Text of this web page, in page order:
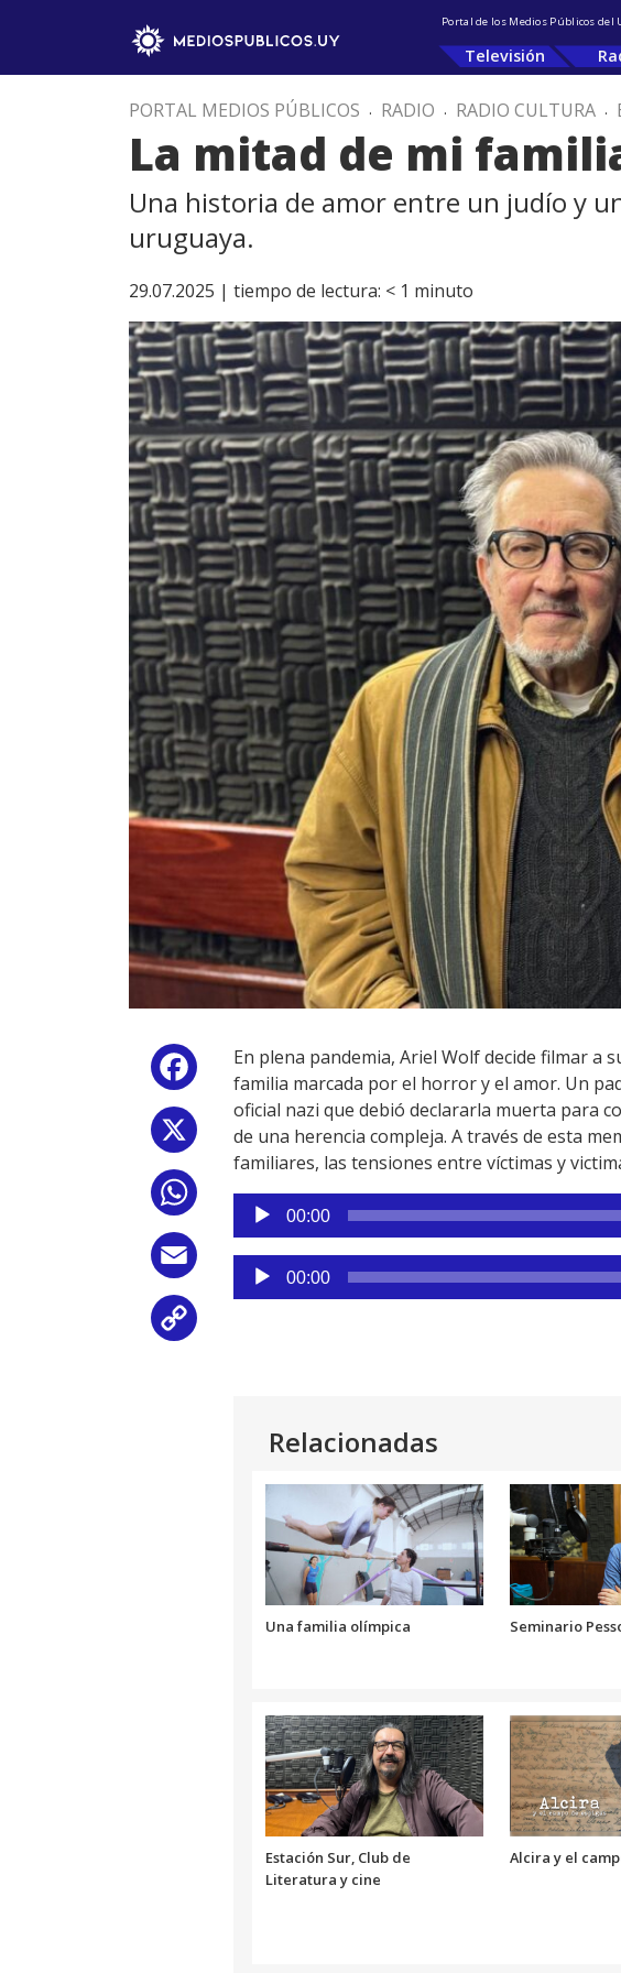
Portal de los Medios Públicos del
Televisión
PORTAL MEDIOS PÚBLICOS . RADIO . RADIO CULTURA .
La mitad de mi
Una historia de amor entre un judío y
uruguaya.
29.07.2025 | tiempo de lectura: < 1 minuto
Facebook
WhatsApp
Email
En plena pandemia, Ariel Wolf decide filmar a
familia marcada por el horror y el amor. Un
oficial nazi que debió declararla muerta para
de una herencia compleja. A través de esta
familiares, las tensiones entre víctimas y
Reproductor
de
audio
00:00
Reproductor
de
00:00
Relacionadas
Una familia olímpica Seminario
Estación Sur, Club de
Literatura y cine
Alcira y el